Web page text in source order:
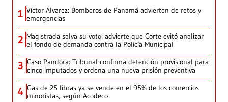
1 Víctor Álvarez: Bomberos de Panamá advierten de retos y
emergencias
2 Magistrada salva su voto: advierte que Corte evitó analizar
el fondo de demanda contra la Policía Municipal
3 Caso Pandora: Tribunal confirma detención provisional para
cinco imputados y ordena una nueva prisión preventiva
4 Gas de 25 libras ya se vende en el 95% de los comercios
minoristas, según Acodeco